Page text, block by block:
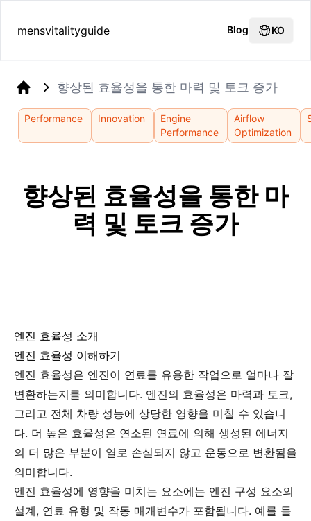
mensvitalityguide Blog KO
향상된 효율성을 통한 마력 및 토크 증가
Performance Innovation
Engine
Performance
Airflow
Optimization
향상된 효율성을 통한 마
력 및 토크 증가
엔진 효율성 소개
엔진 효율성 이해하기
엔진 효율성은 엔진이 연료를 유용한 작업으로 얼마나 잘
변환하는지를 의미합니다. 엔진의 효율성은 마력과 토크,
그리고 전체 차량 성능에 상당한 영향을 미칠 수 있습니
다. 더 높은 효율성은 연소된 연료에 의해 생성된 에너지
의 더 많은 부분이 열로 손실되지 않고 운동으로 변환됨을
의미합니다.
엔진 효율성에 영향을 미치는 요소에는 엔진 구성 요소의
설계, 연료 유형 및 작동 매개변수가 포함됩니다. 예를 들